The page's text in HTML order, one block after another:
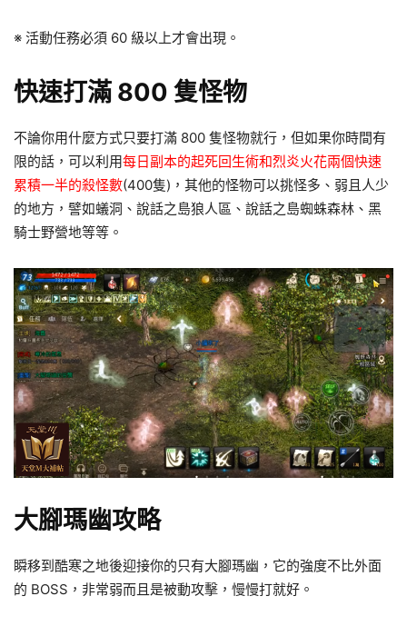
※ 活動任務必須 60 級以上才會出現。
快速打滿 800 隻怪物
不論你用什麼方式只要打滿 800 隻怪物就行，但如果你時間有
限的話，可以利用每日副本的起死回生術和烈炎火花兩個快速
累積一半的殺怪數(400隻)，其他的怪物可以挑怪多、弱且人少
的地方，譬如蟻洞、說話之島狼人區、說話之島蜘蛛森林、黑
騎士野營地等等。
大腳瑪幽攻略
瞬移到酷寒之地後迎接你的只有大腳瑪幽，它的強度不比外面
的 BOSS，非常弱而且是被動攻擊，慢慢打就好。